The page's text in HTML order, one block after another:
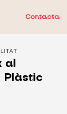
Contacta
al
Plàstic